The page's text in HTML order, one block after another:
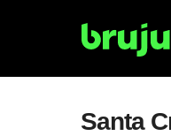
Santa